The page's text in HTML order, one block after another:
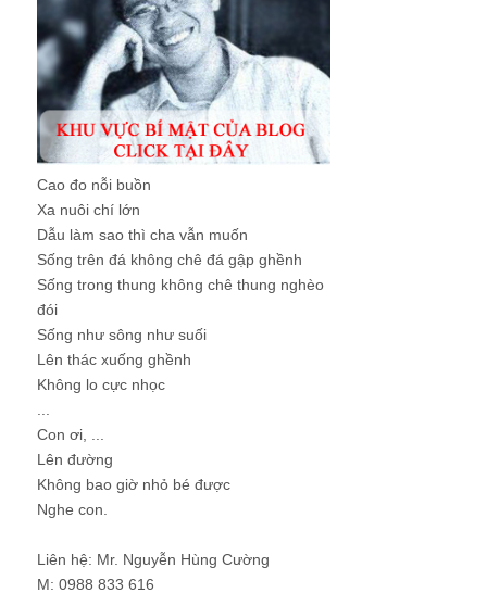
Cao đo nỗi buồn
Xa nuôi chí lớn
Dẫu làm sao thì cha vẫn muốn
Sống trên đá không chê đá gập ghềnh
Sống trong thung không chê thung nghèo
đói
Sống như sông như suối
Lên thác xuống ghềnh
Không lo cực nhọc
Con ơi, ...
Lên đường
Không bao giờ nhỏ bé được
Nghe con.
Liên hệ: Mr. Nguyễn Hùng Cường
M: 0988 833 616